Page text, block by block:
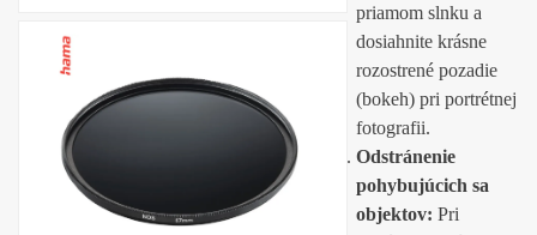
priamom slnku a
dosiahnite krásne
rozostrené pozadie
(bokeh) pri portrétnej
fotografii.
Odstránenie
pohybujúcich sa
objektov: Pri